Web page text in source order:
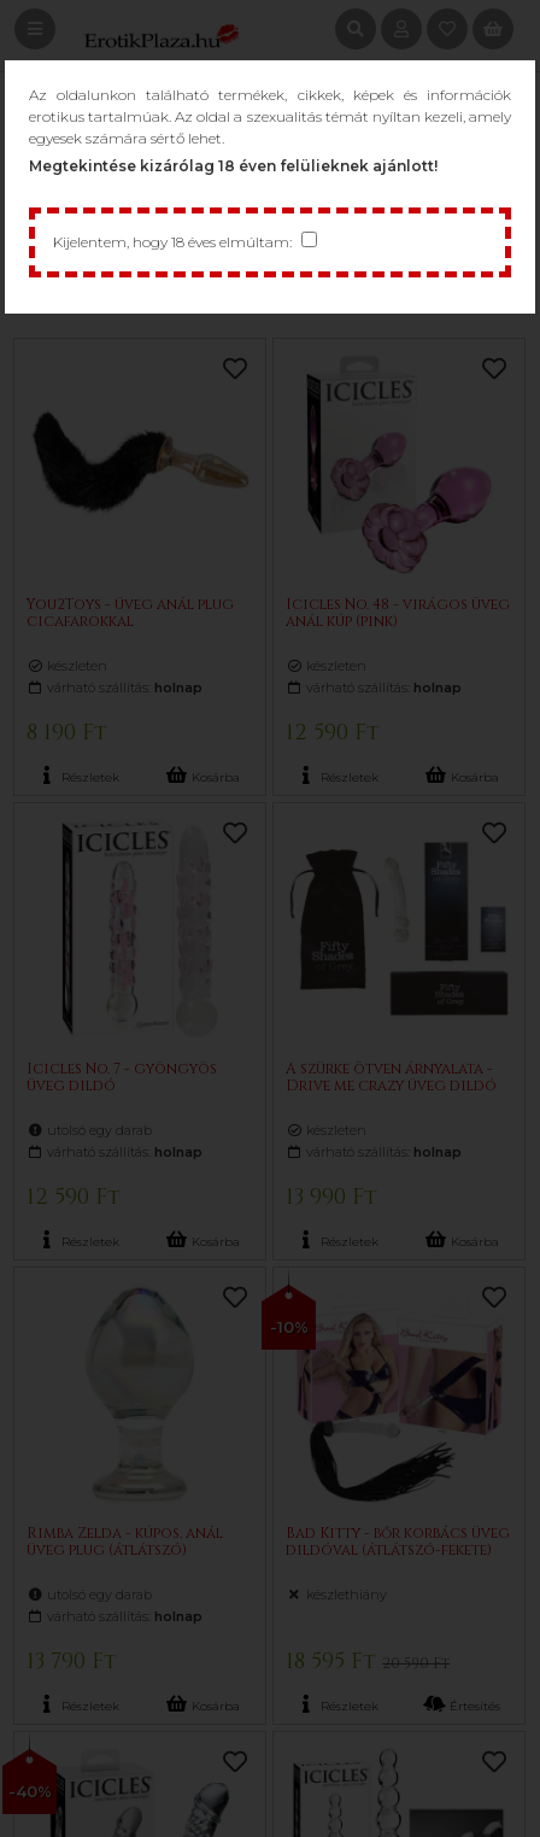
Az oldalunkon található termékek, cikkek, képek és információk
erotikus tartalmúak. Az oldal a szexualitás témát nyíltan kezeli, amely
egyesek számára sértő lehet.
Megtekintése kizárólag 18 éven felülieknek ajánlott!
Kijelentem, hogy 18 éves elmúltam:
ÜVEG DILDÓ
/Dildó
1 - 49 / 56 termék
You2Toys - üveg anál plug
cicafarokkal
készleten
várható szállítás: holnap
8 190 Ft
Részletek Kosárba
Icicles No. 48 - virágos üveg
anál kúp (pink)
készleten
várható szállítás: holnap
12 590 Ft
Részletek Kosárba
Icicles No. 7 - gyöngyös
üveg dildó
utolsó egy darab
várható szállítás: holnap
12 590 Ft
Részletek Kosárba
A szürke ötven árnyalata -
Drive me crazy üveg dildó
készleten
várható szállítás: holnap
13 990 Ft
Részletek Kosárba
Rimba Zelda - kúpos, anál
üveg plug (átlátszó)
utolsó egy darab
várható szállítás: holnap
13 790 Ft
Részletek Kosárba
-10%
Bad Kitty - bőr korbács üveg
dildóval (átlátszó-fekete)
készlethiány
18 595 Ft20 590 Ft
Részletek Értesítés
-40%